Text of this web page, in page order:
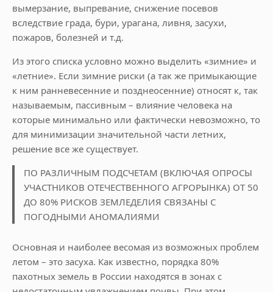
вымерзание, выпревание, снижение посевов
вследствие града, бури, урагана, ливня, засухи,
пожаров, болезней и т.д.
Из этого списка условно можно выделить «зимние» и
«летние». Если зимние риски (а так же примыкающие
к ним ранневесенние и позднеосенние) относят к, так
называемым, пассивным – влияние человека на
которые минимально или фактически невозможно, то
для минимизации значительной части летних,
решение все же существует.
ПО РАЗЛИЧНЫМ ПОДСЧЕТАМ (ВКЛЮЧАЯ ОПРОСЫ
УЧАСТНИКОВ ОТЕЧЕСТВЕННОГО АГРОРЫНКА) ОТ 50
ДО 80% РИСКОВ ЗЕМЛЕДЕЛИЯ СВЯЗАНЫ С
ПОГОДНЫМИ АНОМАЛИЯМИ
Основная и наиболее весомая из возможных проблем
летом – это засуха. Как известно, порядка 80%
пахотных земель в России находятся в зонах с